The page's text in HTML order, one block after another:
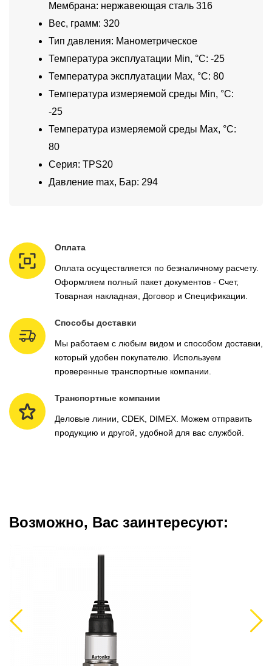
Мембрана: нержавеющая сталь 316
Вес, грамм: 320
Тип давления: Манометрическое
Температура эксплуатации Min, °C: -25
Температура эксплуатации Max, °C: 80
Температура измеряемой среды Min, °C:
-25
Температура измеряемой среды Max, °C:
80
Серия: TPS20
Давление max, Бар: 294
Оплата
Оплата осуществляется по безналичному расчету.
Оформляем полный пакет документов - Счет,
Товарная накладная, Договор и Спецификации.
Способы доставки
Мы работаем с любым видом и способом доставки,
который удобен покупателю. Используем
проверенные транспортные компании.
Транспортные компании
Деловые линии, CDEK, DIMEX. Можем отправить
продукцию и другой, удобной для вас службой.
Возможно, Вас заинтересуют:
Previous Next